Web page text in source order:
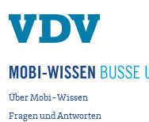
Über Mobi-Wissen
Fragen und Antworten